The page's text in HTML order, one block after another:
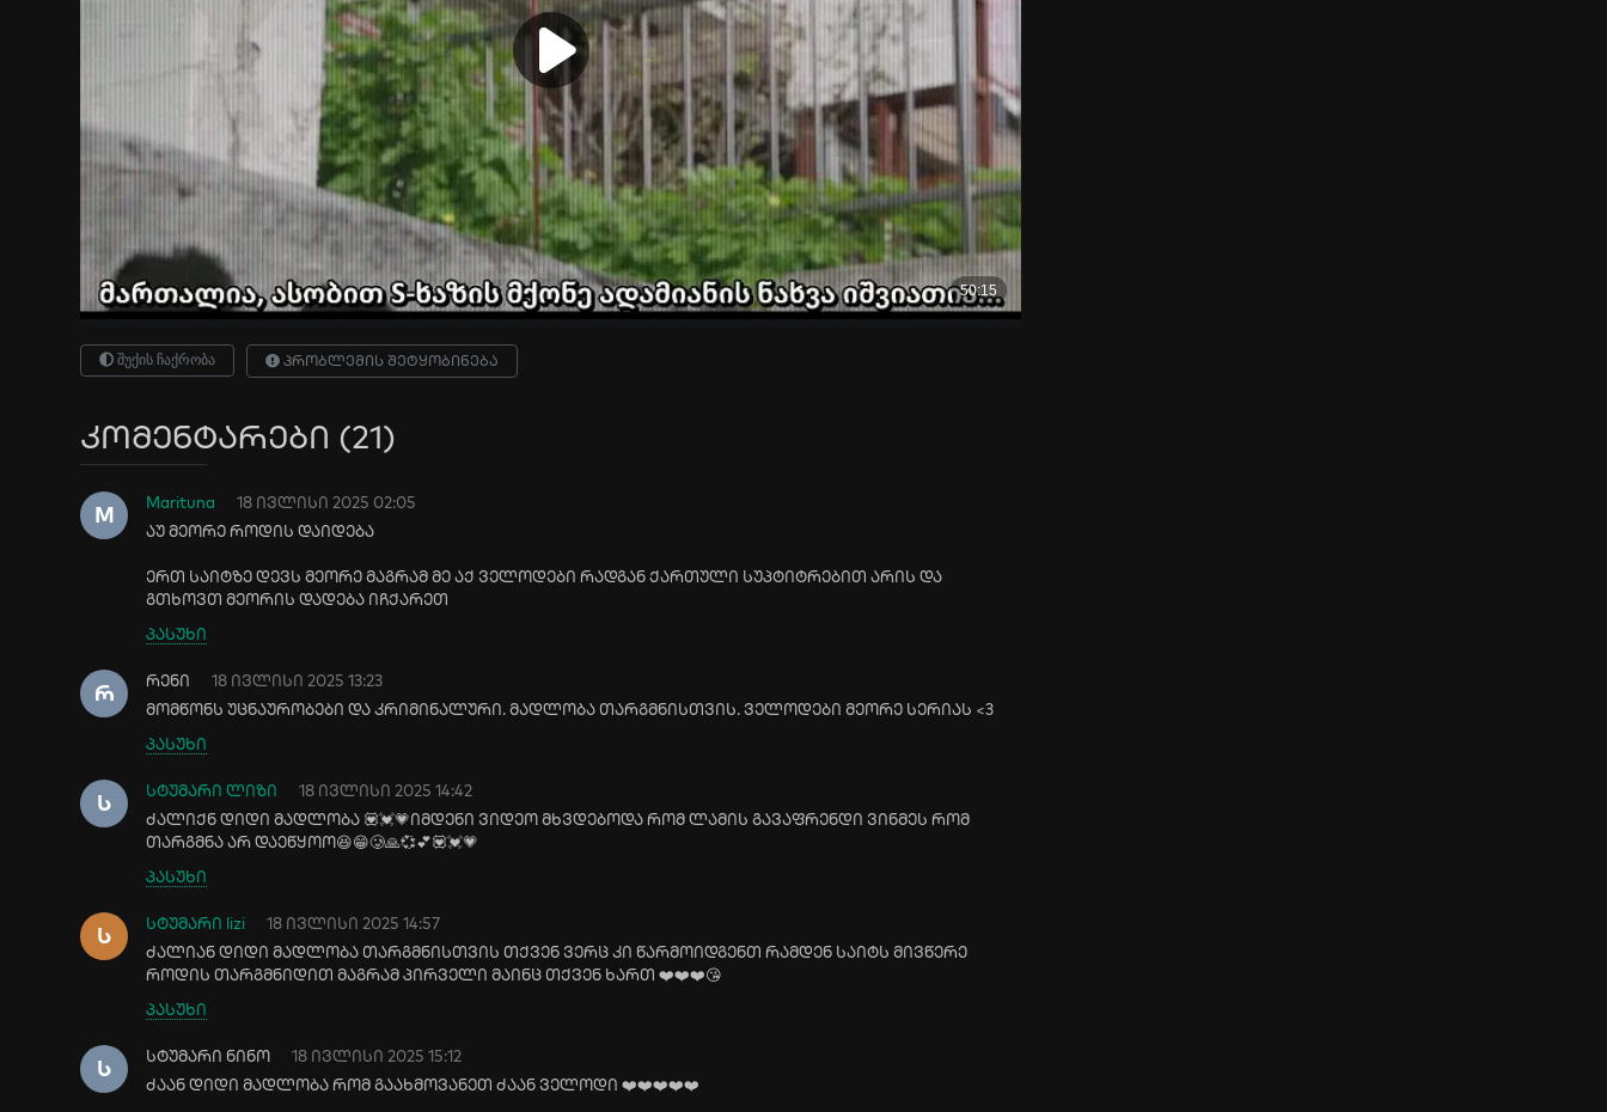
შუქის ჩაქრობა პრობლემის შეტყობინება
კომენტარები (21)
M Marituna
18 ივლისი 2025 02:05
აუ მეორე როდის დაიდება
ერთ საიტზე დევს მეორე მაგრამ მე აქ ველოდები რადგან ქართული სუპტიტრებით არის და
გთხოვთ მეორის დადება იჩქარეთ
პასუხი
Რ რენი
18 ივლისი 2025 13:23
მომწონს უცნაურობები და კრიმინალური. მადლობა თარგმნისთვის. ველოდები მეორე სერიას <3
პასუხი
Ს სტუმარი ლიზი
18 ივლისი 2025 14:42
ძალიქნ დიდი მადლობა 💟💓💗იმდენი ვიდეო მხვდებოდა რომ ლამის გავაფრენდი ვინმეს რომ
თარგმნა არ დაეწყოო😆😁🥲🙏💞💕💟💓💗
პასუხი
Ს სტუმარი lizi
18 ივლისი 2025 14:57
ძალიან დიდი მადლობა თარგმნისთვის თქვენ ვერც კი წარმოიდგენთ რამდენ საიტს მივწერე
როდის თარგმნიდით მაგრამ პირველი მაინც თქვენ ხართ ❤️❤️❤️😘
პასუხი
Ს სტუმარი ნინო
18 ივლისი 2025 15:12
ძაან დიდი მადლობა რომ გაახმოვანეთ ძაან ველოდი ❤️❤️❤️❤️❤️